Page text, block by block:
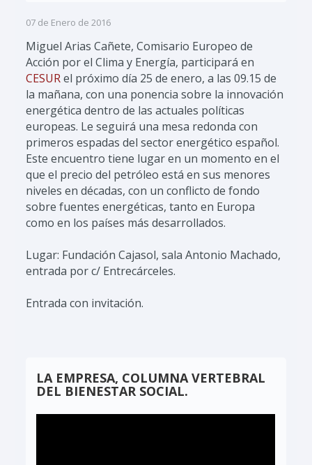
07 de Enero de 2016
Miguel Arias Cañete, Comisario Europeo de
Acción por el Clima y Energía, participará en
CESURel próximo día 25 de enero, a las 09.15 de
la mañana, con una ponencia sobre la innovación
energética dentro de las actuales políticas
europeas. Le seguirá una mesa redonda con
primeros espadas del sector energético español.
Este encuentro tiene lugar en un momento en el
que el precio del petróleo está en sus menores
niveles en décadas, con un conflicto de fondo
sobre fuentes energéticas, tanto en Europa
como en los países más desarrollados.
Lugar: Fundación Cajasol, sala Antonio Machado,
entrada por c/ Entrecárceles.
Entrada con invitación.
LA EMPRESA, COLUMNA VERTEBRAL
DEL BIENESTAR SOCIAL.